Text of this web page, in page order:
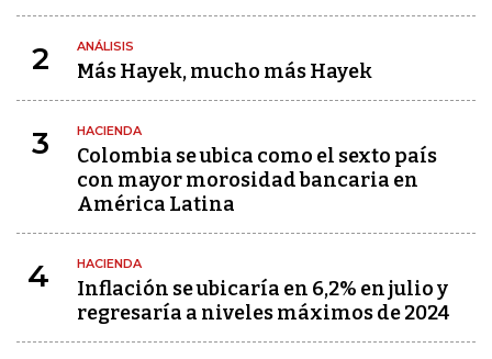
2 ANÁLISIS
Más Hayek, mucho más Hayek
3 HACIENDA
Colombia se ubica como el sexto país
con mayor morosidad bancaria en
América Latina
4 HACIENDA
Inflación se ubicaría en 6,2% en julio y
regresaría a niveles máximos de 2024